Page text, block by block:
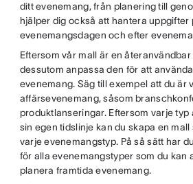
ditt evenemang, från planering till
hjälper dig också att hantera uppgifter
evenemangsdagen och efter
Eftersom vår mall är en
dessutom anpassa den för att
evenemang. Säg till exempel att du är
affärsevenemang, såsom
produktlanseringar. Eftersom varje typ
sin egen tidslinje kan du skapa en
varje evenemangstyp. På så sätt har
för alla evenemangstyper som du kan
planera framtida evenemang.